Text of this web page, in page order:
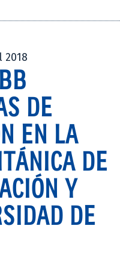
2018
DE
EN LA
DE
Y
DE